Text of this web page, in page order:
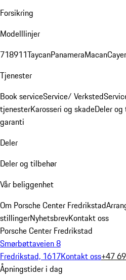
Forsikring
Modelllinjer
718911TaycanPanameraMacan
Tjenester
Book serviceService/ Verksted
tjenesterKarosseri og skadeDeler
garanti
Deler
Deler og tilbehør
Vår beliggenhet
Om Porsche Center Fredrikstad
stillingerNyhetsbrevKontakt oss
Porsche Center Fredrikstad
Smørbøttaveien 8
Fredrikstad, 1617Kontakt oss+47
Åpningstider i dag